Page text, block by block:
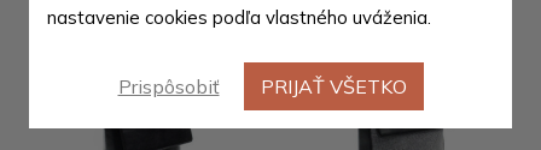
nastavenie cookies podľa vlastného uváženia.
Prispôsobiť PRIJAŤ VŠETKO